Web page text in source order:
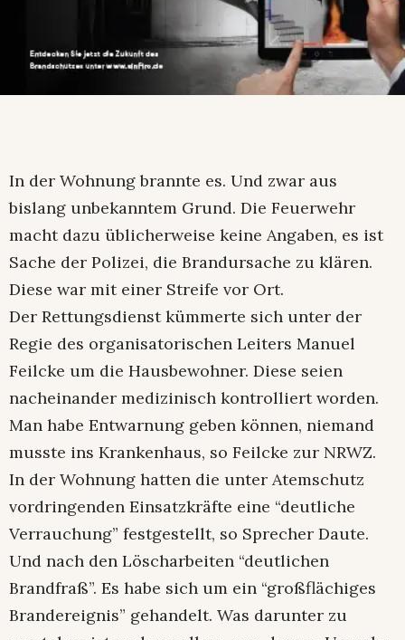
In der Wohnung brannte es. Und zwar aus
bislang unbekanntem Grund. Die Feuerwehr
macht dazu üblicherweise keine Angaben, es ist
Sache der Polizei, die Brandursache zu klären.
Diese war mit einer Streife vor Ort.
Der Rettungsdienst kümmerte sich unter der
Regie des organisatorischen Leiters Manuel
Feilcke um die Hausbewohner. Diese seien
nacheinander medizinisch kontrolliert worden.
Man habe Entwarnung geben können, niemand
musste ins Krankenhaus, so Feilcke zur NRWZ.
In der Wohnung hatten die unter Atemschutz
vordringenden Einsatzkräfte eine “deutliche
Verrauchung” festgestellt, so Sprecher Daute.
Und nach den Löscharbeiten “deutlichen
Brandfraß”. Es habe sich um ein “großflächiges
Brandereignis” gehandelt. Was darunter zu